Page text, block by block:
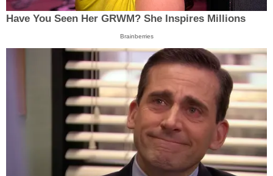
Have You Seen Her GRWM? She Inspires Millions
Brainberries